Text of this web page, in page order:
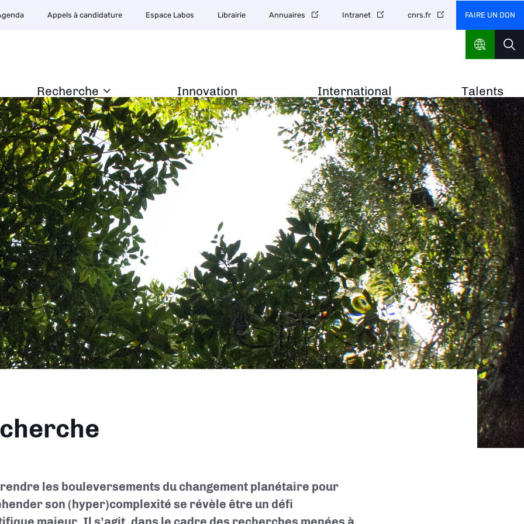
Recherche Innovation International Talents
Appels à candidature Espace Labos Librairie Annuaires Intranet cnrs.fr FAIRE UN DON
les bouleversements du changement planétaire pour
son (hyper)complexité se révèle être un défi